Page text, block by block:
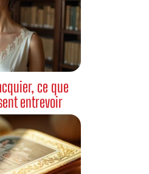
ce que
entrevoir